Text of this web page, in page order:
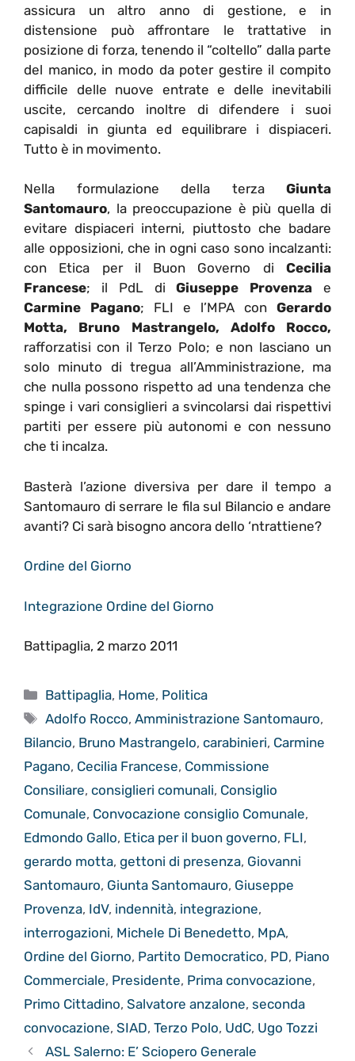
assicura un altro anno di gestione, e in
distensione può affrontare le trattative in
posizione di forza, tenendo il “coltello” dalla parte
del manico, in modo da poter gestire il compito
difficile delle nuove entrate e delle inevitabili
uscite, cercando inoltre di difendere i suoi
capisaldi in giunta ed equilibrare i dispiaceri.
Tutto è in movimento.
Nella formulazione della terza Giunta
Santomauro, la preoccupazione è più quella di
evitare dispiaceri interni, piuttosto che badare
alle opposizioni, che in ogni caso sono incalzanti:
con Etica per il Buon Governo di Cecilia
Francese; il PdL diGiuseppe Provenzae
Carmine Pagano; FLI e l’MPA con Gerardo
Motta, Bruno Mastrangelo, Adolfo Rocco,
rafforzatisi con il Terzo Polo; e non lasciano un
solo minuto di tregua all’Amministrazione, ma
che nulla possono rispetto ad una tendenza che
spinge i vari consiglieri a svincolarsi dai rispettivi
partiti per essere più autonomi e con nessuno
che ti incalza.
Basterà l’azione diversiva per dare il tempo a
Santomauro di serrare le fila sul Bilancio e andare
avanti? Ci sarà bisogno ancora dello ‘ntrattiene?
Ordine del Giorno
Integrazione Ordine del Giorno
Battipaglia, 2 marzo 2011
Categorie
Battipaglia, Home, Politica
Tag
Adolfo Rocco,Amministrazione Santomauro,
Bilancio, Bruno Mastrangelo, carabinieri, Carmine
Pagano, Cecilia Francese, Commissione
Consiliare, consiglieri comunali, Consiglio
Comunale, Convocazione consiglio Comunale,
Edmondo Gallo, Etica per il buon governo, FLI,
gerardo motta, gettoni di presenza, Giovanni
Santomauro, Giunta Santomauro, Giuseppe
Provenza, IdV, indennità, integrazione,
interrogazioni, Michele Di Benedetto, MpA,
Ordine del Giorno, Partito Democratico, PD, Piano
Commerciale, Presidente, Prima convocazione,
Primo Cittadino, Salvatore anzalone, seconda
convocazione, SIAD, Terzo Polo, UdC, Ugo Tozzi
ASL Salerno: E’ Sciopero Generale